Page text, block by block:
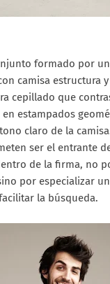
formado por
camisa estructura
cepillado que
estampados
claro de la
ser el entrante
de la firma, no
por especializar
la búsqueda.